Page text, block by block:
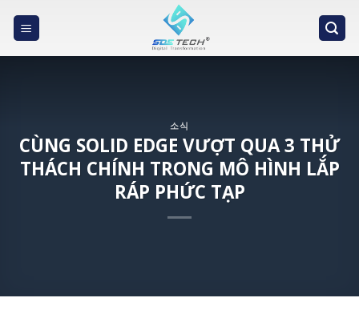
소식
CÙNG SOLID EDGE VƯỢT QUA 3 THỬ
THÁCH CHÍNH TRONG MÔ HÌNH LẮP
RÁP PHỨC TẠP